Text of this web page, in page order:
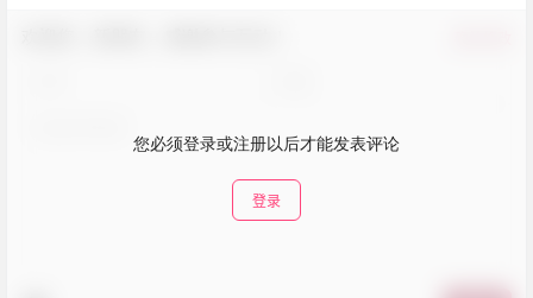
您必须登录或注册以后才能发表评论
登录